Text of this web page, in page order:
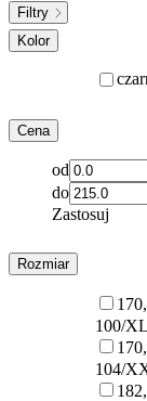
Filtry
Kolor
Cena
od
do
Zastosuj
Rozmiar
100/XL
104/